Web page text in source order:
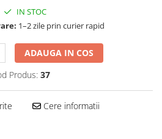
IN STOC
1–2 zile prin curier rapid
ADAUGA IN COS
Produs: 37
Cere informatii